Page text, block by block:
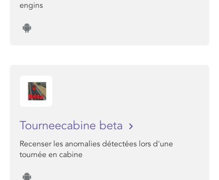
engins
Tourneecabine beta
Recenser les anomalies détectées lors d'une
tournée en cabine